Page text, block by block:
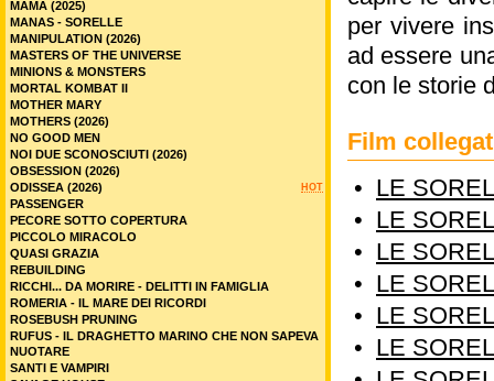
per vivere
ad essere
con le storie
Film
• LE
• LE
• LE
• LE
• LE
• LE
MAMA (2025)
MANAS - SORELLE
MANIPULATION (2026)
MASTERS OF THE UNIVERSE
MINIONS & MONSTERS
MORTAL KOMBAT II
MOTHER MARY
MOTHERS (2026)
NO GOOD MEN
NOI DUE SCONOSCIUTI (2026)
OBSESSION (2026)
HOT
ODISSEA (2026)
PASSENGER
PECORE SOTTO COPERTURA
PICCOLO MIRACOLO
QUASI GRAZIA
REBUILDING
RICCHI... DA MORIRE - DELITTI IN FAMIGLIA
ROMERIA - IL MARE DEI RICORDI
ROSEBUSH PRUNING
RUFUS - IL DRAGHETTO MARINO CHE NON SAPEVA
NUOTARE
SANTI E VAMPIRI